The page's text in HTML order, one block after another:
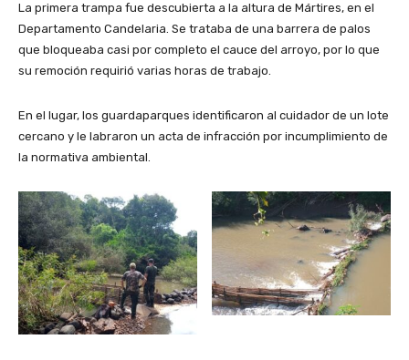
La primera trampa fue descubierta a la altura de Mártires, en el
Departamento Candelaria. Se trataba de una barrera de palos
que bloqueaba casi por completo el cauce del arroyo, por lo que
su remoción requirió varias horas de trabajo.
En el lugar, los guardaparques identificaron al cuidador de un lote
cercano y le labraron un acta de infracción por incumplimiento de
la normativa ambiental.